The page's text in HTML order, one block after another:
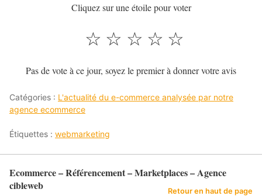
Cliquez sur une étoile pour voter
☆
☆
☆
☆
☆
Pas de vote à ce jour, soyez le premier à donner votre avis
Catégories : L'actualité du e-commerce analysée par notre
agence ecommerce
Étiquettes : webmarketing
Ecommerce – Référencement – Marketplaces – Agence
cibleweb
Retour en haut de page